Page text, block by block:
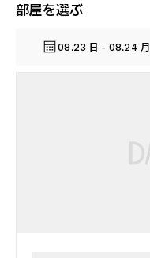
部屋を選ぶ
08.23 日 - 08.24 月